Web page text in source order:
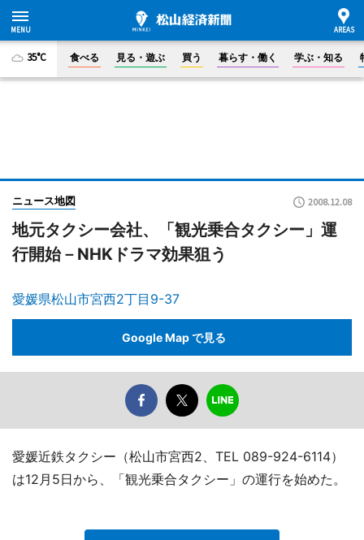
35°C 食べる 見る・遊ぶ 買う 暮らす・働く 学ぶ・知る
ニュース地図 2008.12.08
地元タクシー会社、「観光乗合タクシー」運
行開始－NHKドラマ効果狙う
愛媛県松山市宮西2丁目9-37
Google Map で見る
愛媛近鉄タクシー（松山市宮西2、TEL 089-924-6114）
は12月5日から、「観光乗合タクシー」の運行を始めた。